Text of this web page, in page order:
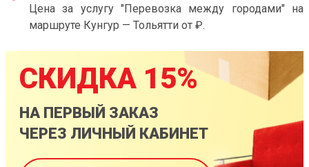
Цена за услугу "Перевозка между городами" на
маршруте Кунгур — Тольятти от ₽.
СКИДКА 15%
НА ПЕРВЫЙ ЗАКАЗ
ЧЕРЕЗ ЛИЧНЫЙ КАБИНЕТ